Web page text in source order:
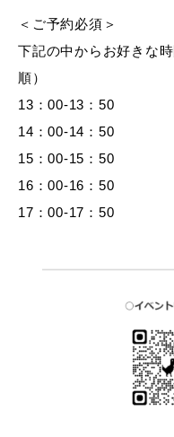
＜ご予約必須＞
下記の中からお好きな
順）
13：00-13：50
14：00-14：50
15：00-15：50
16：00-16：50
17：00-17：50